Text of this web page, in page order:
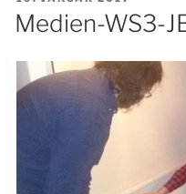
AM
Medien-WS3-